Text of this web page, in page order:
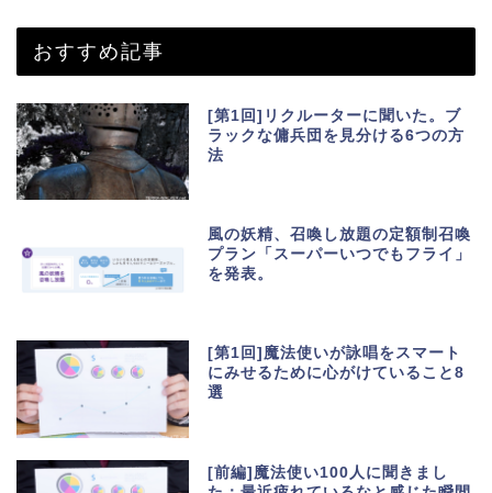
おすすめ記事
[第1回]リクルーターに聞いた。ブ
ラックな傭兵団を見分ける6つの方
法
風の妖精、召喚し放題の定額制召喚
プラン「スーパーいつでもフライ」
を発表。
[第1回]魔法使いが詠唱をスマート
にみせるために心がけていること8
選
[前編]魔法使い100人に聞きまし